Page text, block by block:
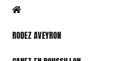
RODEZ AVEYRON